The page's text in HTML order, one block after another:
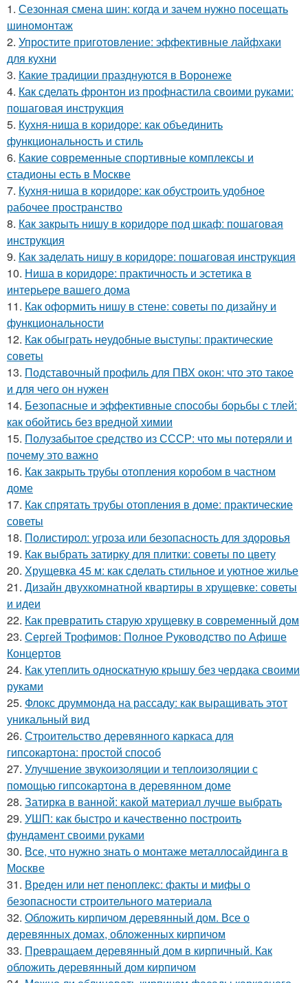
1. Сезонная смена шин: когда и зачем нужно посещать
шиномонтаж
2. Упростите приготовление: эффективные лайфхаки
для кухни
3. Какие традиции празднуются в Воронеже
4. Как сделать фронтон из профнастила своими руками:
пошаговая инструкция
5. Кухня-ниша в коридоре: как объединить
функциональность и стиль
6. Какие современные спортивные комплексы и
стадионы есть в Москве
7. Кухня-ниша в коридоре: как обустроить удобное
рабочее пространство
8. Как закрыть нишу в коридоре под шкаф: пошаговая
инструкция
9. Как заделать нишу в коридоре: пошаговая инструкция
10. Ниша в коридоре: практичность и эстетика в
интерьере вашего дома
11. Как оформить нишу в стене: советы по дизайну и
функциональности
12. Как обыграть неудобные выступы: практические
советы
13. Подставочный профиль для ПВХ окон: что это такое
и для чего он нужен
14. Безопасные и эффективные способы борьбы с тлей:
как обойтись без вредной химии
15. Полузабытое средство из СССР: что мы потеряли и
почему это важно
16. Как закрыть трубы отопления коробом в частном
доме
17. Как спрятать трубы отопления в доме: практические
советы
18. Полистирол: угроза или безопасность для здоровья
19. Как выбрать затирку для плитки: советы по цвету
20. Хрущевка 45 м: как сделать стильное и уютное жилье
21. Дизайн двухкомнатной квартиры в хрущевке: советы
и идеи
22. Как превратить старую хрущевку в современный дом
23. Сергей Трофимов: Полное Руководство по Афише
Концертов
24. Как утеплить односкатную крышу без чердака своими
руками
25. Флокс друммонда на рассаду: как выращивать этот
уникальный вид
26. Строительство деревянного каркаса для
гипсокартона: простой способ
27. Улучшение звукоизоляции и теплоизоляции с
помощью гипсокартона в деревянном доме
28. Затирка в ванной: какой материал лучше выбрать
29. УШП: как быстро и качественно построить
фундамент своими руками
30. Все, что нужно знать о монтаже металлосайдинга в
Москве
31. Вреден или нет пеноплекс: факты и мифы о
безопасности строительного материала
32. Обложить кирпичом деревянный дом. Все о
деревянных домах, обложенных кирпичом
33. Превращаем деревянный дом в кирпичный. Как
обложить деревянный дом кирпичом